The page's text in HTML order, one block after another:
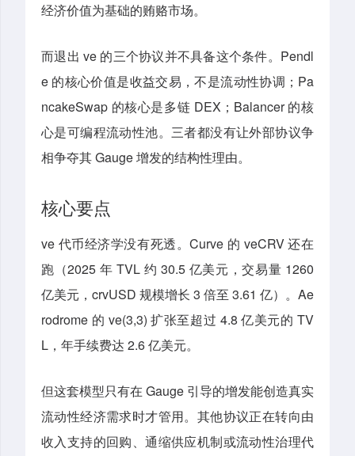
经济价值为基础的贿赂市场。
而退出 ve 的三个协议并不具备这个条件。Pendl
e 的核心价值是收益交易，不是流动性协调；Pa
ncakeSwap 的核心是多链 DEX；Balancer 的核
心是可编程流动性池。三者都没有让外部协议争
相争夺其 Gauge 增发的结构性理由。
核心要点
ve 代币经济学没有死透。Curve 的 veCRV 还在
跑（2025 年 TVL 约 30.5 亿美元，交易量 1260
亿美元，crvUSD 规模增长 3 倍至 3.61 亿）。Ae
rodrome 的 ve(3,3) 扩张至超过 4.8 亿美元的 TV
L，年手续费达 2.6 亿美元。
但这套模型只有在 Gauge 引导的增发能创造真实
流动性经济需求时才管用。其他协议正在转向由
收入支持的回购、通缩供应机制或流动性治理代